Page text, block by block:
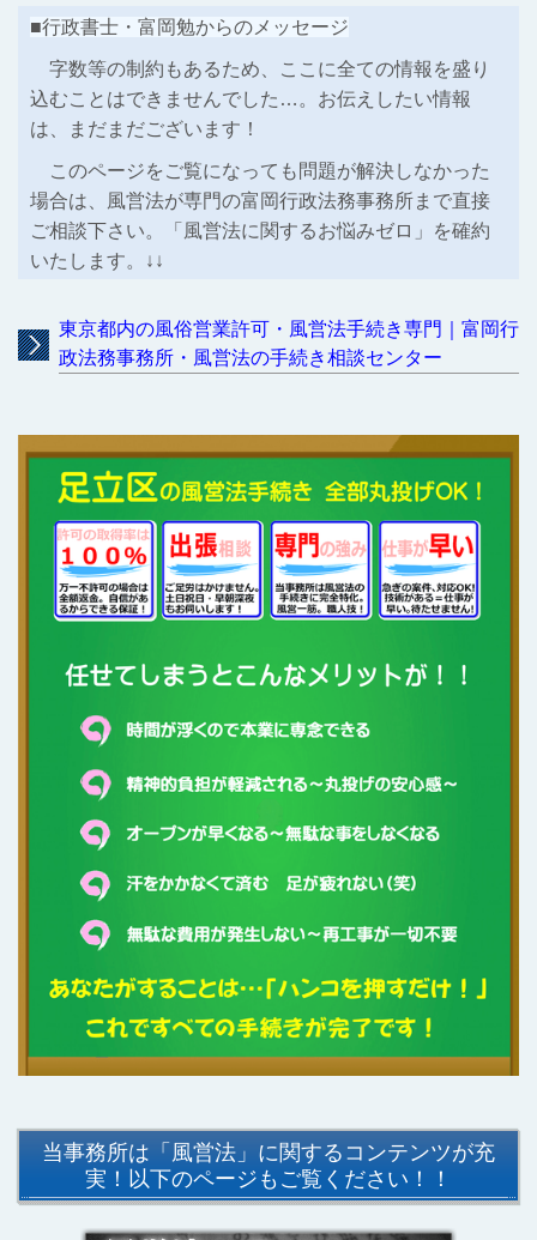
■行政書士・富岡勉からのメッセージ
字数等の制約もあるため、ここに全ての情報を盛り
込むことはできませんでした…。お伝えしたい情報
は、まだまだございます！
このページをご覧になっても問題が解決しなかった
場合は、風営法が専門の富岡行政法務事務所まで直接
ご相談下さい。「風営法に関するお悩みゼロ」を確約
いたします。↓↓
東京都内の風俗営業許可・風営法手続き専門｜富岡行
政法務事務所・風営法の手続き相談センター
当事務所は「風営法」に関するコンテンツが充
実！以下のページもご覧ください！！